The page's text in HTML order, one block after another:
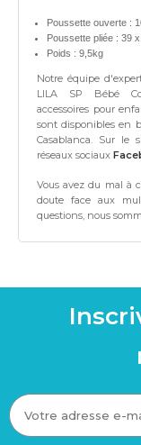
Poussette ouverte :
Poussette pliée : 39
Poids : 9,5kg
Notre équipe
LILA SP Bébé
accessoires pour
sont disponibles en
Casablanca. Sur le
réseaux sociaux
Vous avez du mal à
doute face aux
questions, nous